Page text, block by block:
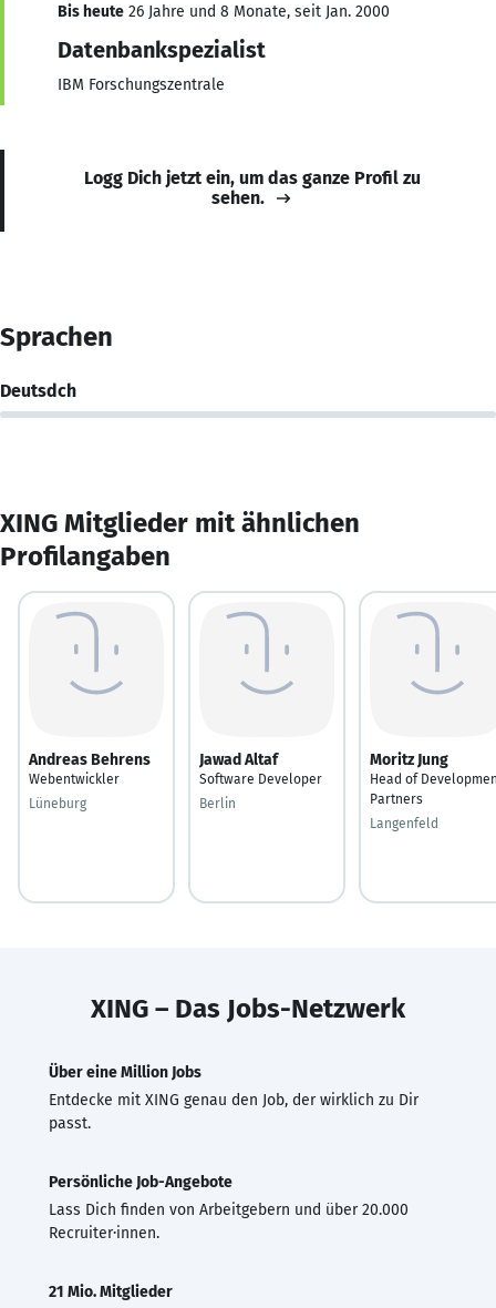
Bis heute 26 Jahre und 8 Monate, seit Jan. 2000
Datenbankspezialist
IBM Forschungszentrale
Logg Dich jetzt ein, um das ganze Profil zu
sehen.
Sprachen
Deutsdch
XING Mitglieder mit ähnlichen
Profilangaben
Andreas Behrens
Webentwickler
Lüneburg
Jawad Altaf
Software Developer
Berlin
Moritz Jung
Head of
Partners
Langenfeld
XING – Das Jobs-Netzwerk
Über eine Million Jobs
Entdecke mit XING genau den Job, der wirklich zu Dir
passt.
Persönliche Job-Angebote
Lass Dich finden von Arbeitgebern und über 20.000
Recruiter·innen.
21 Mio. Mitglieder